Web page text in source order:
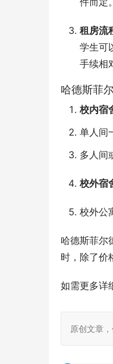
租房流
学生可
手续相
哈德斯菲
校内宿
单人间
多人间
校外宿
校外公
哈德斯菲尔
时，除了价
如需更多详
原创文章